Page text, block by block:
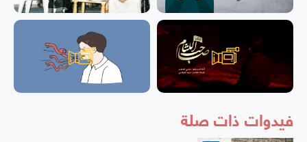
فيدوات ذات صلة